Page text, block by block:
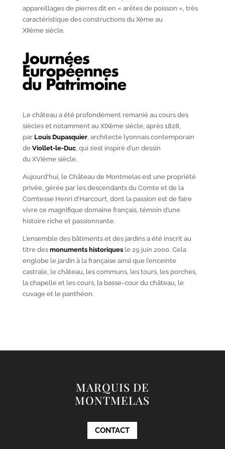
appareillages de pierres dit en « arêtes de poisson », très
caractéristique des constructions du Xèmeau
XIIèmesiècle.
Le château a été profondément remanié au cours des
siècles et notamment au XIXèmesiècle, après 1828,
par Louis Dupasquier, architecte lyonnais contemporain
de Viollet-le-Duc, qui s’est inspiré d’un dessin
du XVIèmesiècle.
Aujourd’hui, le Château de Montmelas est une propriété
privée, gérée par les descendants du Comte et de la
Comtesse Henri d’Harcourt, dont la passion est de faire
vivre ce magnifique domaine français, témoin d’une
histoire riche et passionnante.
L’ensemble des bâtiments et des jardins a été inscrit au
titre des monuments historiquesle 29 juin 2000. Cela
englobe le jardin à la française ainsi que l’enceinte
castrale, le château, les communs, les tours, les porches,
la chapelle et les cours, la basse-cour du château, le
cuvage et le panthéon.
MARQUIS DE
MONTMELAS
CONTACT